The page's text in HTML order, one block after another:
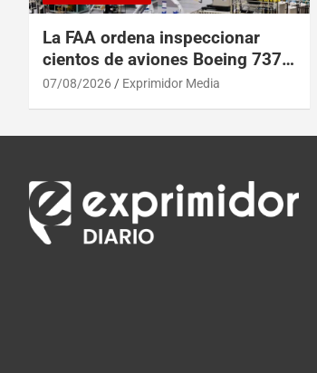
La FAA ordena inspeccionar
cientos de aviones Boeing 737
Max por posibles grietas
07/08/2026 Exprimidor Media